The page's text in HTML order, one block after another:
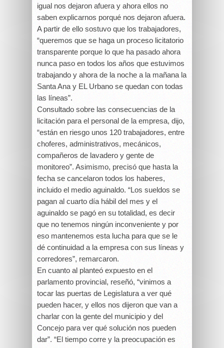
igual nos dejaron afuera y ahora ellos no
saben explicarnos porqué nos dejaron afuera.
A partir de ello sostuvo que los trabajadores,
“queremos que se haga un proceso licitatorio
transparente porque lo que ha pasado ahora
nunca paso en todos los años que estuvimos
trabajando y ahora de la noche a la mañana la
Santa Ana y EL Urbano se quedan con todas
las líneas”.
Consultado sobre las consecuencias de la
licitación para el personal de la empresa, dijo,
“están en riesgo unos 120 trabajadores, entre
choferes, administrativos, mecánicos,
compañeros de lavadero y gente de
monitoreo”. Asimismo, precisó que hasta la
fecha se cancelaron todos los haberes,
incluido el medio aguinaldo. “Los sueldos se
pagan al cuarto día hábil del mes y el
aguinaldo se pagó en su totalidad, es decir
que no tenemos ningún inconveniente y por
eso mantenemos esta lucha para que se le
dé continuidad a la empresa con sus líneas y
corredores”, remarcaron.
En cuanto al planteó expuesto en el
parlamento provincial, reseñó, “vinimos a
tocar las puertas de Legislatura a ver qué
pueden hacer, y ellos nos dijeron que van a
charlar con la gente del municipio y del
Concejo para ver qué solución nos pueden
dar”. “El tiempo corre y la preocupación es